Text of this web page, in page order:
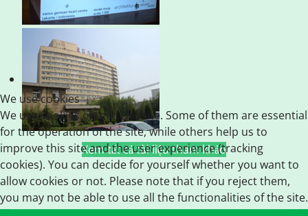
Xem tất cả tài liệu tham khảo
We use cookies
We use cookies on our website. Some of them are essential
for the operation of the site, while others help us to
improve this site and the user experience (tracking
cookies). You can decide for yourself whether you want to
allow cookies or not. Please note that if you reject them,
you may not be able to use all the functionalities of the site.